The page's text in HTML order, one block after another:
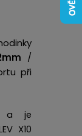
/
při
a je
X10